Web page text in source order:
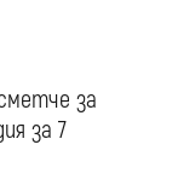
за
за 7